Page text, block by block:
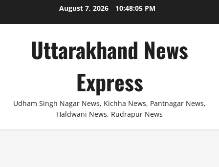
August 7, 2026 10:48:05 PM
Uttarakhand News
Express
Udham Singh Nagar News, Kichha News, Pantnagar News,
Haldwani News, Rudrapur News